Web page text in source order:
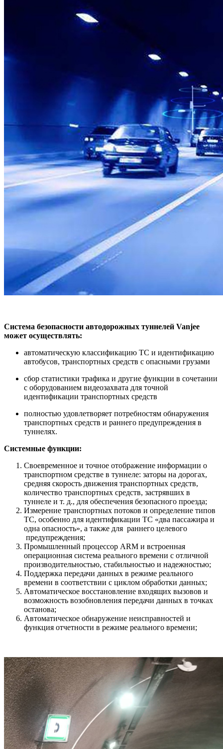
Система безопасности автодорожных туннелей Vanjee
может осуществлять:
автоматическую классификацию ТС и идентификацию
автобусов, транспортных средств с опасными грузами
сбор статистики трафика и другие функции в сочетании
с оборудованием видеозахвата для точной
идентификации транспортных средств
полностью удовлетворяет потребностям обнаружения
транспортных средств и раннего предупреждения в
туннелях.
Системные функции:
Своевременное и точное отображение информации о
транспортном средстве в туннеле: заторы на дорогах,
средняя скорость движения транспортных средств,
количество транспортных средств, застрявших в
туннеле и т. д., для обеспечения безопасного проезда;
Измерение транспортных потоков и определение типов
ТС, особенно для идентификации ТС «два пассажира и
одна опасность», а также для раннего целевого
предупреждения;
Промышленный процессор ARM и встроенная
операционная система реального времени с отличной
производительностью, стабильностью и надежностью;
Поддержка передачи данных в режиме реального
времени в соответствии с циклом обработки данных;
Автоматическое восстановление входящих вызовов и
возможность возобновления передачи данных в точках
останова;
Автоматическое обнаружение неисправностей и
функция отчетности в режиме реального времени;